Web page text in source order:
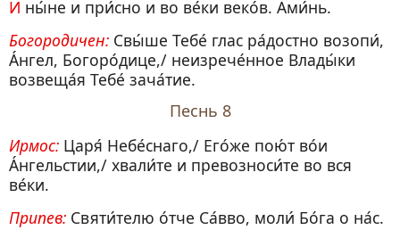
И ны́не и при́сно и во ве́ки веко́в. Ами́нь.
Богородичен: Свы́ше Тебе́ глас ра́достно возопи́,
А́нгел, Богоро́дице,/ неизрече́нное Влады́ки
возвеща́я Тебе́ зача́тие.
Песнь 8
Ирмос: Царя́ Небе́снаго,/ Его́же пою́т во́и
А́нгельстии,/ хвали́те и превозноси́те во вся
ве́ки.
Припев: Святи́телю о́тче Са́вво, моли́ Бо́га о на́с.